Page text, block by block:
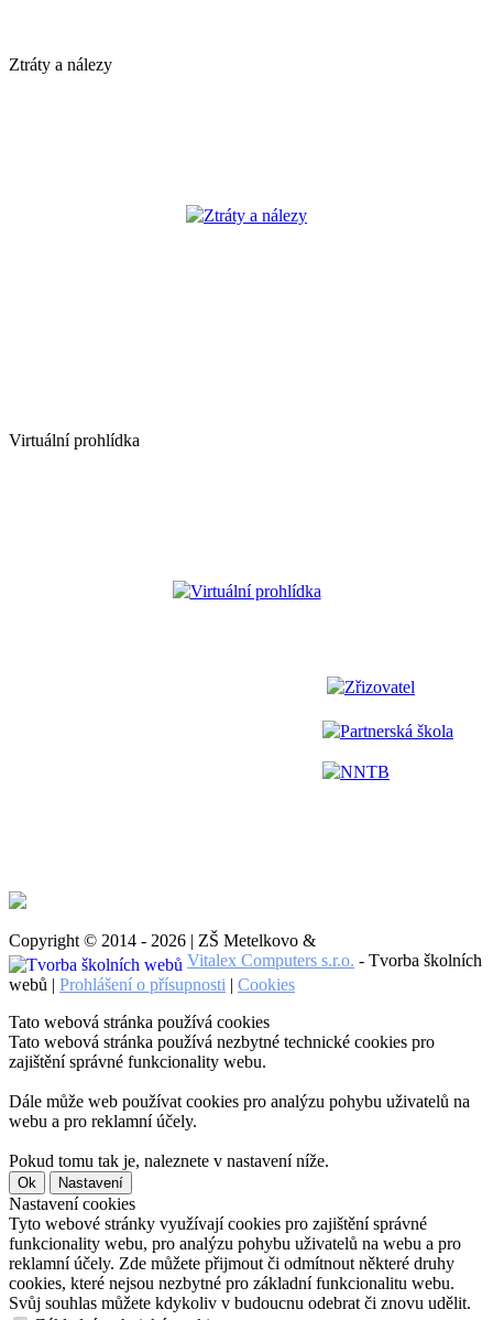
Ztráty a nálezy
Ztráty a nálezy
Virtuální prohlídka
Virtuální prohlídka
Zřizovatel
Partnerská škola
NNTB
Copyright © 2014 - 2026 | ZŠ Metelkovo &
Vitalex Computers s.r.o. - Tvorba školních
webů | Prohlášení o přísupnosti | Cookies
Tato webová stránka používá cookies
Tato webová stránka používá nezbytné technické cookies pro
zajištění správné funkcionality webu.
Dále může web používat cookies pro analýzu pohybu uživatelů na
webu a pro reklamní účely.
Pokud tomu tak je, naleznete v nastavení níže.
Ok Nastavení
Nastavení cookies
Tyto webové stránky využívají cookies pro zajištění správné
funkcionality webu, pro analýzu pohybu uživatelů na webu a pro
reklamní účely. Zde můžete přijmout či odmítnout některé druhy
cookies, které nejsou nezbytné pro základní funkcionalitu webu.
Svůj souhlas můžete kdykoliv v budoucnu odebrat či znovu udělit.